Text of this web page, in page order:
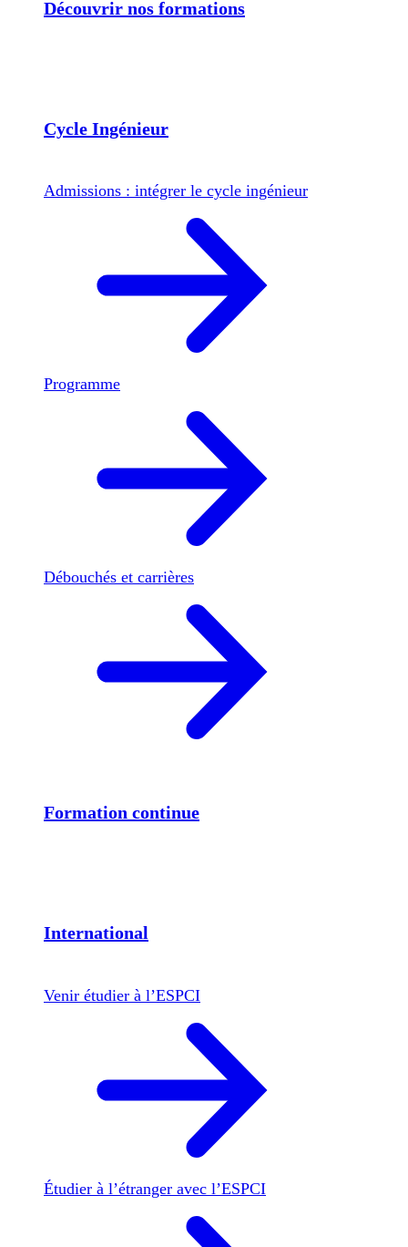
Découvrir nos formations
Cycle Ingénieur
Admissions : intégrer le cycle ingénieur
Programme
Débouchés et carrières
Formation continue
International
Venir étudier à l’ESPCI
Étudier à l’étranger avec l’ESPCI